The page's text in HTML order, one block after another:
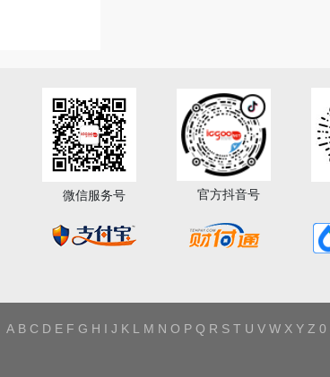
微信服务号 官方抖音号
A B C D E F G H I J K L M N O P Q R S T U V W X Y Z 0